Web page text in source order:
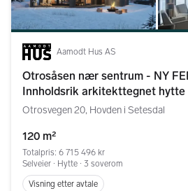
Aamodt Hus AS
Otrosåsen nær sentrum - NY
Innholdsrik arkitekttegnet
Otrosvegen 20, Hovden i Setesdal
120 m²
Totalpris: 6 715 496 kr
Selveier ∙ Hytte ∙ 3 soverom
Visning etter avtale